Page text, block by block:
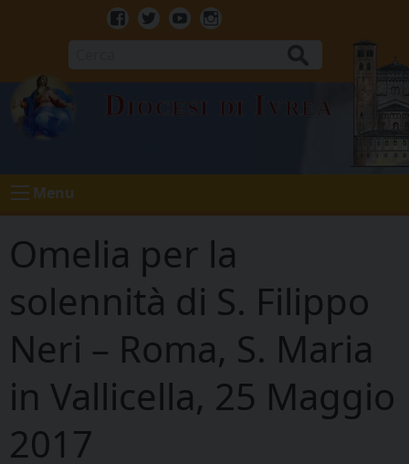
Facebook
TwitterYoutubeInstagram
Diocesi di Ivrea
Menu
Omelia per la
solennità di S. Filippo
Neri – Roma, S. Maria
in Vallicella, 25 Maggio
2017